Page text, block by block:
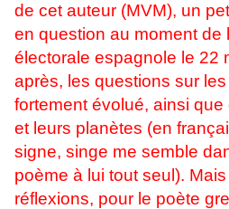
de cet auteur (MVM), un
en question au moment de
électorale espagnole le 22
après, les questions sur
fortement évolué, ainsi
et leurs planètes (en
signe, singe me semble
poème à lui tout seul).
réflexions, pour le poète